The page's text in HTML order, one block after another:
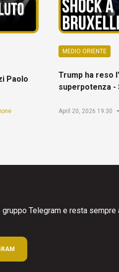
Paolo
MEDIO ORIENTE
Trump ha reso
superpotenza -
April 20, 2026 19:30 -
Telegram e resta